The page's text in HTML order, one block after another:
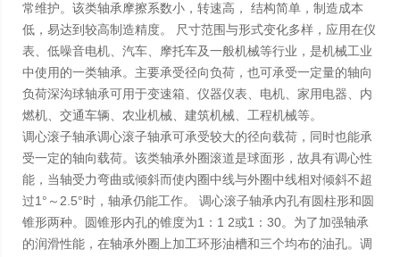
常维护。该类轴承摩擦系数小，转速高， 结构简单，制造成本
低，易达到较高制造精度。 尺寸范围与形式变化多样，应用在仪
表、低噪音电机、汽车、摩托车及一般机械等行业，是机械工业
中使用的一类轴承。主要承受径向负荷，也可承受一定量的轴向
负荷深沟球轴承可用于变速箱、仪器仪表、电机、家用电器、内
燃机、交通车辆、农业机械、建筑机械、工程机械等。
调心滚子轴承调心滚子轴承可承受较大的径向载荷，同时也能承
受一定的轴向载荷。该类轴承外圈滚道是球面形，故具有调心性
能，当轴受力弯曲或倾斜而使内圈中线与外圈中线相对倾斜不超
过1°～2.5°时，轴承仍能工作。 调心滚子轴承内孔有圆柱形和圆
锥形两种。圆锥形内孔的锥度为1：1 2或1：30。为了加强轴承
的润滑性能，在轴承外圈上加工环形油槽和三个均布的油孔。调